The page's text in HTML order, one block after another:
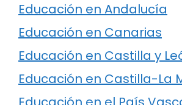
Educación en Andalucía
Educación en Canarias
Educación en Castilla y
Educación en Castilla-La